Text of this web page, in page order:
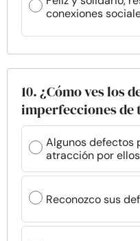
conexiones
10. ¿Cómo ves los
imperfecciones de
Algunos defectos
atracción por ellos
Reconozco sus